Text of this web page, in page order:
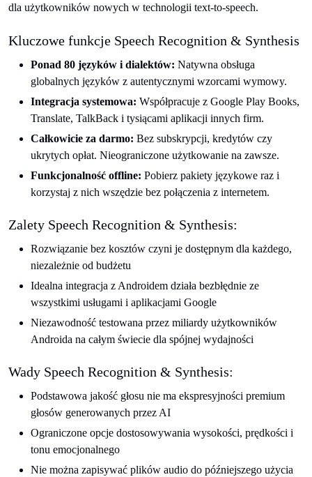
dla użytkowników nowych w technologii text-to-speech.
Kluczowe funkcje Speech Recognition & Synthesis
Ponad 80 języków i dialektów: Natywna obsługa
globalnych języków z autentycznymi wzorcami wymowy.
Integracja systemowa: Współpracuje z Google Play Books,
Translate, TalkBack i tysiącami aplikacji innych firm.
Całkowicie za darmo: Bez subskrypcji, kredytów czy
ukrytych opłat. Nieograniczone użytkowanie na zawsze.
Funkcjonalność offline: Pobierz pakiety językowe raz i
korzystaj z nich wszędzie bez połączenia z internetem.
Zalety Speech Recognition & Synthesis:
Rozwiązanie bez kosztów czyni je dostępnym dla każdego,
niezależnie od budżetu
Idealna integracja z Androidem działa bezbłędnie ze
wszystkimi usługami i aplikacjami Google
Niezawodność testowana przez miliardy użytkowników
Androida na całym świecie dla spójnej wydajności
Wady Speech Recognition & Synthesis:
Podstawowa jakość głosu nie ma ekspresyjności premium
głosów generowanych przez AI
Ograniczone opcje dostosowywania wysokości, prędkości i
tonu emocjonalnego
Nie można zapisywać plików audio do późniejszego użycia